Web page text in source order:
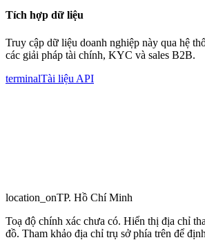
Tích hợp dữ liệu
Truy cập dữ liệu doanh nghiệp này qua hệ
các giải pháp tài chính, KYC và sales B2B.
terminalTài liệu API
location_onTP. Hồ Chí Minh
Toạ độ chính xác chưa có. Hiển thị địa chỉ
đồ. Tham khảo địa chỉ trụ sở phía trên để